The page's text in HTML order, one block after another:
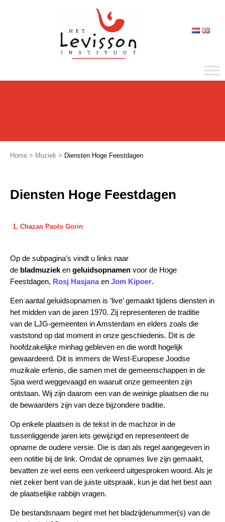
Home > Muziek > Diensten Hoge Feestdagen
Diensten Hoge Feestdagen
Chazan Paolo Gorin
Op de subpagina’s vindt u links naar
de bladmuzieken geluidsopnamen voor de Hoge
Feestdagen, Rosj Hasjanaen Jom Kipoer.
Een aantal geluidsopnamen is ’live’ gemaakt tijdens diensten in
het midden van de jaren 1970. Zij representeren de traditie
van de LJG-gemeenten in Amsterdam en elders zoals die
vaststond op dat moment in onze geschiedenis. Dit is de
hoofdzakelijke minhag gebleven en die wordt hogelijk
gewaardeerd. Dit is immers de West-Europese Joodse
muzikale erfenis, die samen met de gemeenschappen in de
Sjoa werd weggevaagd en waaruit onze gemeenten zijn
ontstaan. Wij zijn daarom een van de weinige plaatsen die nu
de bewaarders zijn van deze bijzondere traditie.
Op enkele plaatsen is de tekst in de machzor in de
tussenliggende jaren iets gewijzigd en representeert de
opname de oudere versie. Die is dan als regel aangegeven in
een notitie bij de link. Omdat de opnames live zijn gemaakt,
bevatten ze wel eens een verkeerd uitgesproken woord. Als je
niet zeker bent van de juiste uitspraak, kun je dat het best aan
de plaatselijke rabbijn vragen.
De bestandsnaam begint met het bladzijdenummer(s) van de